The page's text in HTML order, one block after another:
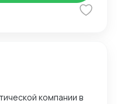
и проверка
компании в